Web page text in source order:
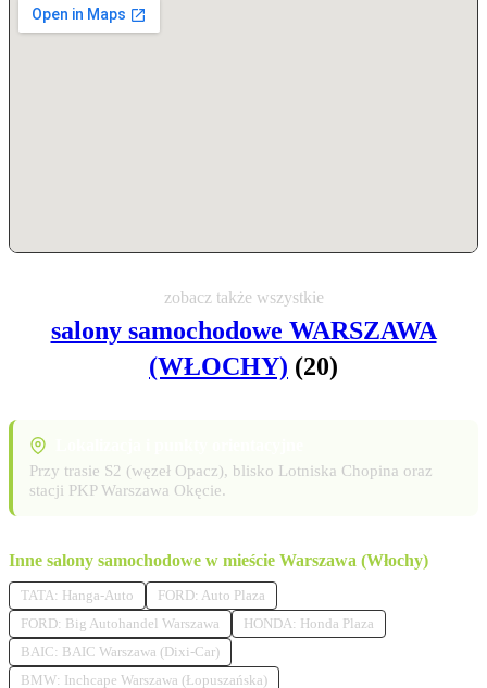
zobacz także wszystkie
salony samochodowe WARSZAWA
(WŁOCHY) (20)
Przy trasie S2 (węzeł Opacz), blisko Lotniska Chopina oraz
stacji PKP Warszawa Okęcie.
Inne salony samochodowe w mieście Warszawa (Włochy)
TATA: Hanga-Auto
FORD: Auto Plaza
FORD: Big Autohandel Warszawa
HONDA: Honda Plaza
BAIC: BAIC Warszawa (Dixi-Car)
BMW: Inchcape Warszawa (Łopuszańska)